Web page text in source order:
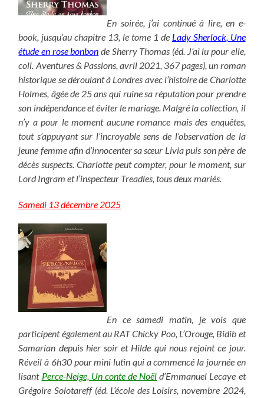
En soirée, j’ai continué à lire, en e-
book, jusqu’au chapitre 13, le tome 1 de Lady Sherlock, Une
étude en rose bonbon de Sherry Thomas (éd. J’ai lu pour elle,
coll. Aventures & Passions, avril 2021, 367 pages), un roman
historique se déroulant à Londres avec l’histoire de Charlotte
Holmes, âgée de 25 ans qui ruine sa réputation pour prendre
son indépendance et éviter le mariage. Malgré la collection, il
n’y a pour le moment aucune romance mais des enquêtes,
tout s’appuyant sur l’incroyable sens de l’observation de la
jeune femme afin d’innocenter sa sœur Livia puis son père de
décès suspects. Charlotte peut compter, pour le moment, sur
Lord Ingram et l’inspecteur Treadles, tous deux mariés.
Samedi 13 décembre 2025
En ce samedi matin, je vois que
participent également au RAT Chicky Poo, L’Orouge, Bidib et
Samarian depuis hier soir et Hilde qui nous rejoint ce jour.
Réveil à 6h30 pour mini lutin qui a commencé la journée en
lisant Perce-Neige, Un conte de Noël d’Emmanuel Lecaye et
Grégoire Solotareff (éd. L’école des Loisirs, novembre 2024,